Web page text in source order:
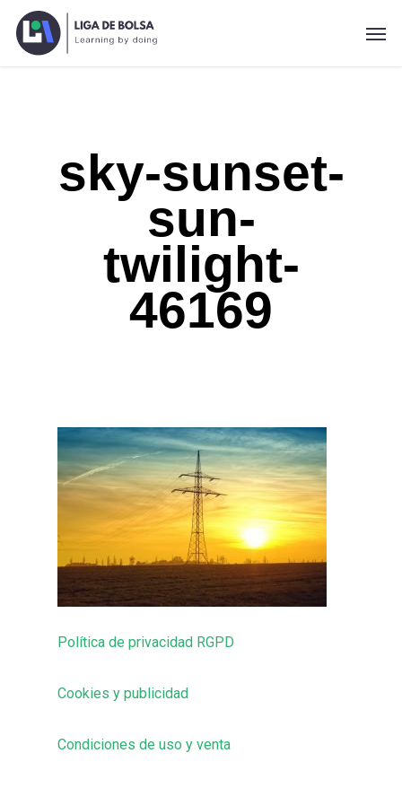
Skip
sky-sunset-
sun-
twilight-
46169
Política de privacidad RGPD
Cookies y publicidad
Condiciones de uso y venta